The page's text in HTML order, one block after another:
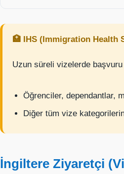
🏥 IHS (Immigration Health
Uzun süreli vizelerde
Öğrenciler, dependantlar,
Diğer tüm vize
İngiltere Ziyaretçi